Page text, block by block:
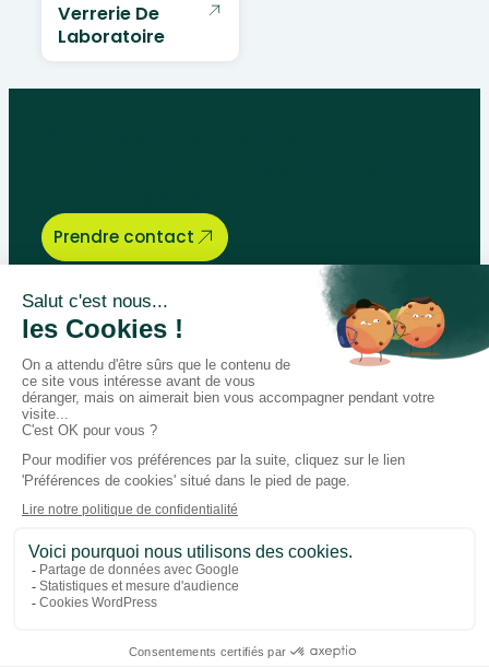
Verrerie De
Laboratoire
Prendre contact
Bégénat
Niveau d’enseignement
Actualités
Politique de retour
Paiement 100% sécurisé
Suivez-nous sur les réseaux
FacebookInstagram
Données personnelles